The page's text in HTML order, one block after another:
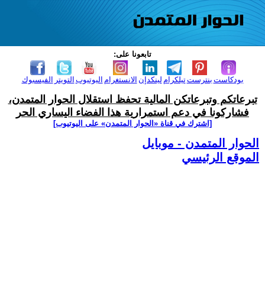
تابعونا على:
الفيسبوك التويتر اليوتيوب الانستغرام لينكدإن تيلكرامبنترست بودكاست
تبرعاتكم وتبرعاتكن المالية تحفظ استقلال الحوار المتمدن،
فشاركونا في دعم استمرارية هذا الفضاء اليساري الحر
[اشترك في قناة ‫«الحوار المتمدن» على اليوتيوب]
الحوار المتمدن - موبايل
الموقع الرئيسي